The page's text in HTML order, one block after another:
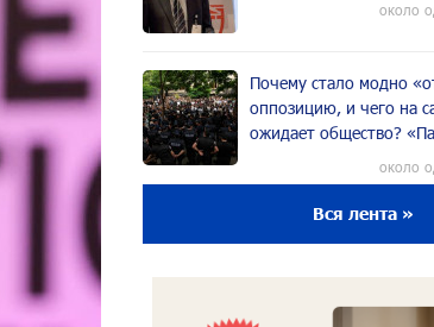
около
Почему стало модно
оппозицию, и чего на
ожидает общество?
около
Ложная дилемма
парламентского
около
Вся лента »